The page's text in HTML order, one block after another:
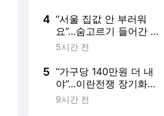
4 “서울 집값 안 부러워
요”…숨고르기 들어간 사
이 ‘훨훨’ 나는 이 동네
5시간 전
5 “가구당 140만원 더 내
야”…이란전쟁 장기화에
美 국민 세금 ‘눈덩이’
9시간 전